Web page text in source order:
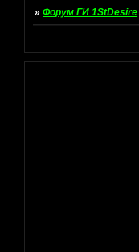
»Форум ГИ 1StDesire